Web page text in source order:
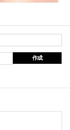
作成